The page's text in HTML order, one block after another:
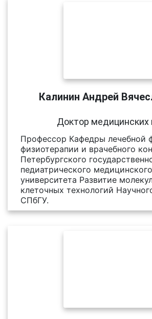
Калинин Андрей
Доктор медицинских
Профессор Кафедры лечебной
физиотерапии и врачебного
Петербургского
педиатрического медицинского
университета Развитие
клеточных технологий
СПбГУ.